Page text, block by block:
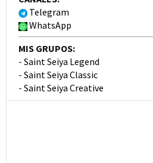
Telegram
WhatsApp
MIS GRUPOS:
- Saint Seiya Legend
- Saint Seiya Classic
- Saint Seiya Creative